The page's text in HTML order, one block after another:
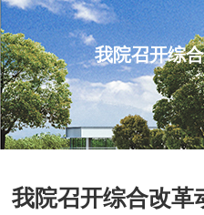
我院召开综
我院召开综合改革